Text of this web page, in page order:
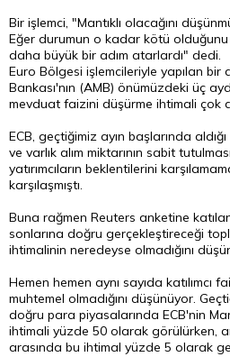
Bir işlemci, "Mantıklı olacağını
Eğer durumun o kadar kötü
daha büyük bir adım atarlardı" dedi.
Euro Bölgesi işlemcileriyle yapılan
Bankası'nın (AMB) önümüzdeki üç
mevduat faizini düşürme ihtimali çok
ECB, geçtiğimiz ayın başlarında
ve varlık alım miktarının sabit
yatırımcıların beklentilerini
karşılaşmıştı.
Buna rağmen Reuters anketine
sonlarına doğru gerçekleştireceği
ihtimalinin neredeyse olmadığını
Hemen hemen aynı sayıda katılımcı
muhtemel olmadığını düşünüyor.
doğru para piyasalarında ECB'nin
ihtimali yüzde 50 olarak görülürken,
arasında bu ihtimal yüzde 5 olarak